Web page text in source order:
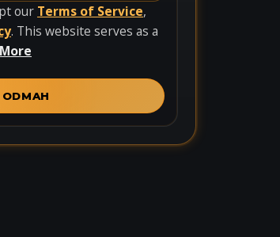
our Terms of Service,
. This website serves as a